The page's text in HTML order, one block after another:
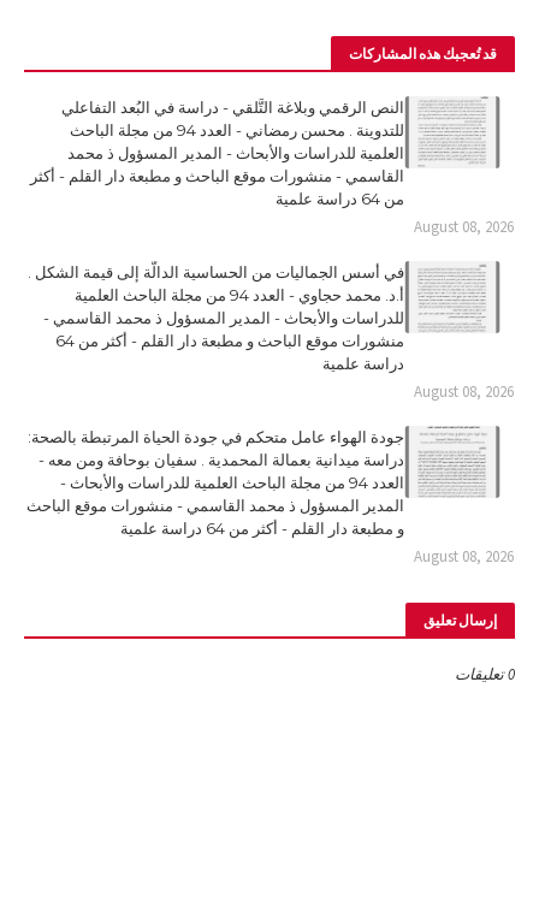
قد تُعجبك هذه المشاركات
النص الرقمي وبلاغة التَّلقي - دراسة في البُعد التفاعلي
للتدوينة . محسن رمضاني - العدد 94 من مجلة الباحث
العلمية للدراسات والأبحاث - المدير المسؤول ذ محمد
القاسمي - منشورات موقع الباحث و مطبعة دار القلم - أكثر
من 64 دراسة علمية
August 08, 2026
في أسس الجماليات من الحساسية الدالّة إلى قيمة الشكل .
أ.د. محمد حجاوي - العدد 94 من مجلة الباحث العلمية
للدراسات والأبحاث - المدير المسؤول ذ محمد القاسمي -
منشورات موقع الباحث و مطبعة دار القلم - أكثر من 64
دراسة علمية
August 08, 2026
جودة الهواء عامل متحكم في جودة الحياة المرتبطة بالصحة:
دراسة ميدانية بعمالة المحمدية . سفيان بوحافة ومن معه -
العدد 94 من مجلة الباحث العلمية للدراسات والأبحاث -
المدير المسؤول ذ محمد القاسمي - منشورات موقع الباحث
و مطبعة دار القلم - أكثر من 64 دراسة علمية
August 08, 2026
إرسال تعليق
0 تعليقات